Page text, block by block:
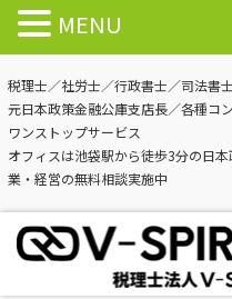
税理士／社労士／行政書士／司法書
元日本政策金融公庫支店長／各種コ
ワンストップサービス
オフィスは池袋駅から徒歩3分の日
業・経営の無料相談実施中
MENU